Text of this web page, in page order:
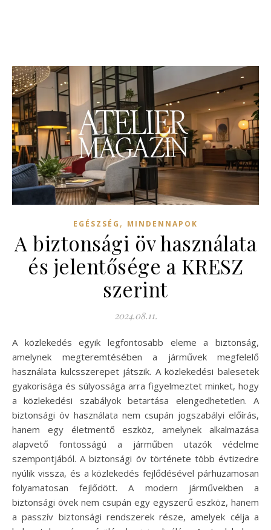
EGÉSZSÉG , MINDENNAPOK
A biztonsági öv használata
és jelentősége a KRESZ
szerint
2024.08.11.
A közlekedés egyik legfontosabb eleme a biztonság,
amelynek megteremtésében a járművek megfelelő
használata kulcsszerepet játszik. A közlekedési balesetek
gyakorisága és súlyossága arra figyelmeztet minket, hogy
a közlekedési szabályok betartása elengedhetetlen. A
biztonsági öv használata nem csupán jogszabályi előírás,
hanem egy életmentő eszköz, amelynek alkalmazása
alapvető fontosságú a járműben utazók védelme
szempontjából. A biztonsági öv története több évtizedre
nyúlik vissza, és a közlekedés fejlődésével párhuzamosan
folyamatosan fejlődött. A modern járművekben a
biztonsági övek nem csupán egy egyszerű eszköz, hanem
a passzív biztonsági rendszerek része, amelyek célja a